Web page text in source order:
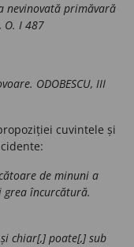
nevinovată primăvară
O. I 487
ODOBESCU, III
cuvintele și
de minuni a
încurcătură.
chiar[,] poate[,] sub